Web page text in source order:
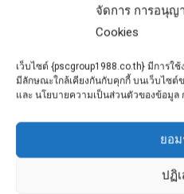
จัดการ การอนุญ
Cookies
เว็บไซต์ {pscgroup1988.co.th} มีการใ
มีลักษณะใกล้เคียงกันกับคุกกี้ บนเว็บไซต์
และ นโยบายความเป็นส่วนตัวของข้อมูล
ยอ
ปฏิ
โจรกร
ภาระท
? ค่าเบี้ยประกัน
เ